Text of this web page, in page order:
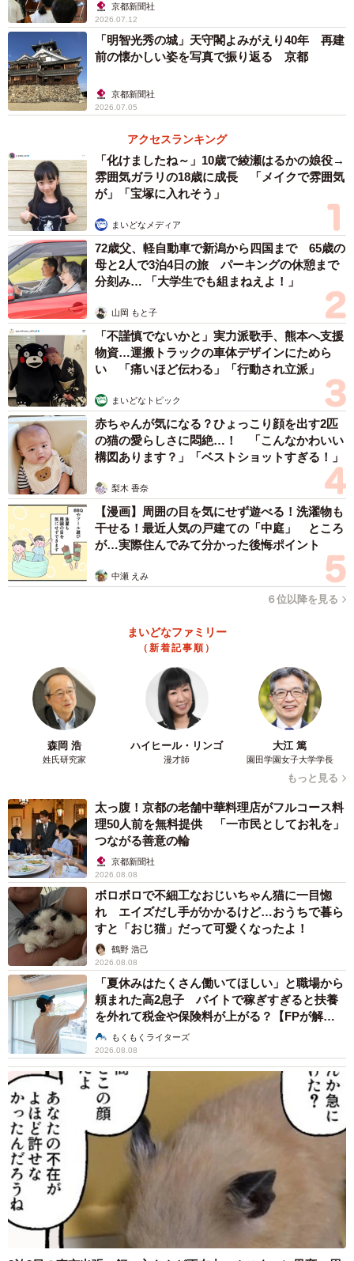
京都新聞社
2026.07.12
「明智光秀の城」天守閣よみがえり40年 再建
前の懐かしい姿を写真で振り返る 京都
京都新聞社
2026.07.05
アクセスランキング
「化けましたね～」10歳で綾瀬はるかの娘役→
雰囲気ガラリの18歳に成長 「メイクで雰囲気
が」「宝塚に入れそう」
まいどなメディア
72歳父、軽自動車で新潟から四国まで 65歳の
母と2人で3泊4日の旅 パーキングの休憩まで
分刻み… 「大学生でも組まねえよ！」
山岡 もと子
「不謹慎でないかと」実力派歌手、熊本へ支援
物資…運搬トラックの車体デザインにためら
い 「痛いほど伝わる」「行動され立派」
まいどなトピック
赤ちゃんが気になる？ひょっこり顔を出す2匹
の猫の愛らしさに悶絶…！ 「こんなかわいい
構図あります？」「ベストショットすぎる！」
梨木 香奈
【漫画】周囲の目を気にせず遊べる！洗濯物も
干せる！最近人気の戸建ての「中庭」 ところ
が…実際住んでみて分かった後悔ポイント
中瀬 えみ
６位以降を見る
まいどなファミリー
（新着記事順）
森岡 浩
姓氏研究家
ハイヒール・リンゴ
漫才師
大江 篤
園田学園女子大学学長
もっと見る
太っ腹！京都の老舗中華料理店がフルコース料
理50人前を無料提供 「一市民としてお礼を」
つながる善意の輪
京都新聞社
2026.08.08
ボロボロで不細工なおじいちゃん猫に一目惚
れ エイズだし手がかかるけど…おうちで暮ら
すと「おじ猫」だって可愛くなったよ！
鶴野 浩己
2026.08.08
「夏休みはたくさん働いてほしい」と職場から
頼まれた高2息子 バイトで稼ぎすぎると扶養
を外れて税金や保険料が上がる？【FPが解
説】もくもくライターズ
2026.08.08